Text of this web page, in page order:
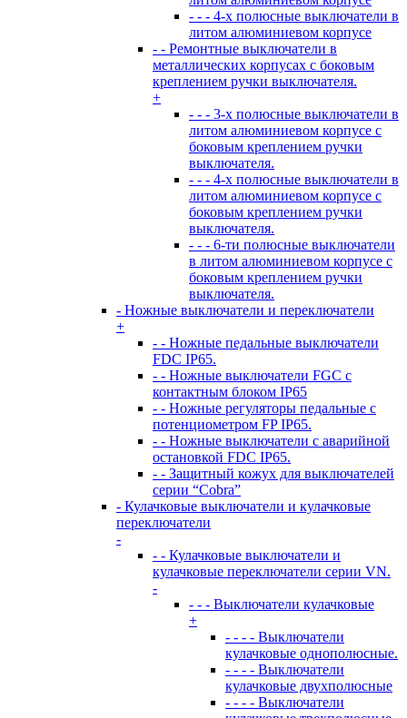
- - - 4-х полюсные выключатели в
литом алюминиевом корпусе
- - Ремонтные выключатели в
металлических корпусах с боковым
креплением ручки выключателя.
+
- - - 3-х полюсные выключатели в
литом алюминиевом корпусе с
боковым креплением ручки
выключателя.
- - - 4-х полюсные выключатели в
литом алюминиевом корпусе с
боковым креплением ручки
выключателя.
- - - 6-ти полюсные выключатели
в литом алюминиевом корпусе с
боковым креплением ручки
выключателя.
- Ножные выключатели и переключатели
+
- - Ножные педальные выключатели
FDC IP65.
- - Ножные выключатели FGC с
контактным блоком IP65
- - Ножные регуляторы педальные с
потенциометром FP IP65.
- - Ножные выключатели с аварийной
остановкой FDC IP65.
- - Защитный кожух для выключателей
серии “Cobra”
- Кулачковые выключатели и кулачковые
переключатели
-
- - Кулачковые выключатели и
кулачковые переключатели серии VN.
-
- - - Выключатели кулачковые
+
- - - - Выключатели
кулачковые однополюсные.
- - - - Выключатели
кулачковые двухполюсные
- - - - Выключатели